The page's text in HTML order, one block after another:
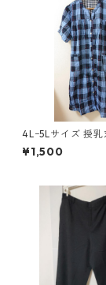
4Lｰ5Lサイズ 授乳
ク柄 半袖ルームウ
ティ ブルー系/グ
¥1,500